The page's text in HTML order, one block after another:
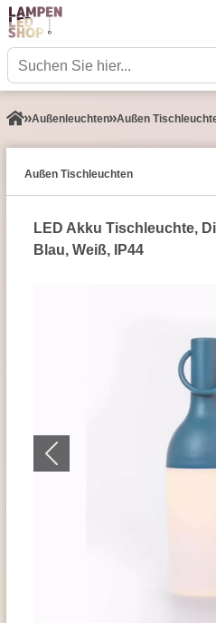
Außen­leuchten Außen
Außen Tischleuchten
LED Akku Tischleuchte,
Blau, Weiß, IP44